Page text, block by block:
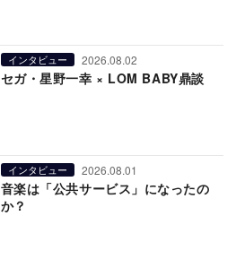
インタビュー 2026.08.02
セガ・星野一幸 × LOM BABY鼎談
インタビュー 2026.08.01
音楽は「公共サービス」になったの
か？